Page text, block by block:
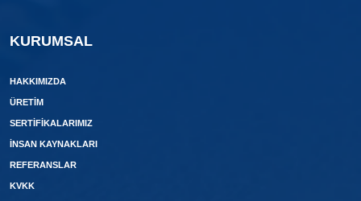
KURUMSAL
HAKKIMIZDA
ÜRETIM
SERTIFIKALARIMIZ
İNSAN KAYNAKLARI
REFERANSLAR
KVKK